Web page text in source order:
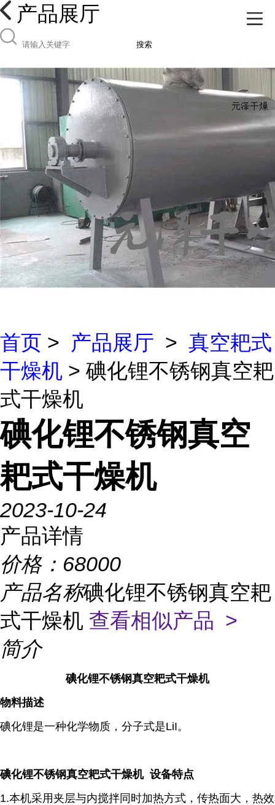
产品展厅
搜索
首页 > 产品展厅 > 真空耙式
干燥机 > 碘化锂不锈钢真空耙
式干燥机
碘化锂不锈钢真空
耙式干燥机
2023-10-24
产品详情
价格： 68000
产品名称碘化锂不锈钢真空耙
式干燥机 查看相似产品 >
简介
碘化锂不锈钢真空耙式干燥机
物料描述
碘化锂是一种化学物质，分子式是LiI。
碘化锂不锈钢真空耙式干燥机 设备特点
1.本机采用夹层与内搅拌同时加热方式，传热面大，热效